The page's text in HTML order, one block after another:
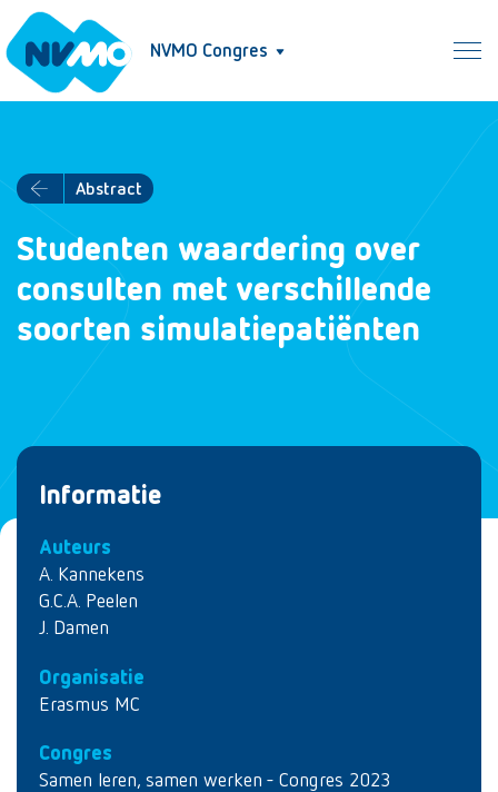
NVMO Congres
Abstract
Studenten waardering over
consulten met verschillende
soorten simulatiepatiënten
Informatie
Auteurs
A. Kannekens
G.C.A. Peelen
J. Damen
Organisatie
Erasmus MC
Congres
Samen leren, samen werken - Congres 2023